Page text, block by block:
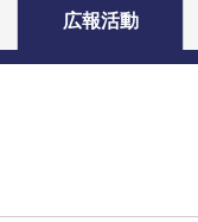
広報活動